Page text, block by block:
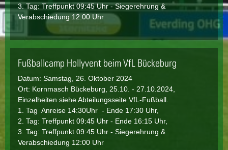
3. Tag: Treffpunkt 09:45 Uhr - Siegerehrung &
Verabschiedung 12:00 Uhr
Fußballcamp Hollyvent beim VfL Bückeburg
Datum: Samstag, 26. Oktober 2024
Ort: Kornmasch Bückeburg, 25.10. - 27.10.2024,
Einzelheiten siehe Abteilungsseite VfL-Fußball.
1. Tag Anreise 14:30Uhr - Ende 17:30 Uhr,
2. Tag: Treffpunkt 09:45 Uhr - Ende 16:15 Uhr,
3. Tag: Treffpunkt 09:45 Uhr - Siegerehrung &
Verabschiedung 12:00 Uhr